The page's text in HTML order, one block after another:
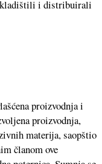
i distribuirali
proizvodnja i
proizvodnja,
materija, saopštio
članom ove